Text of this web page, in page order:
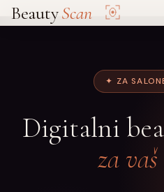
BeautyScan
✦ ZA
Digitalni
za